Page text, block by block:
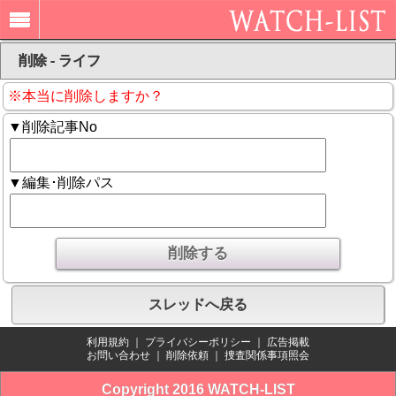
削除 - ライフ
※本当に削除しますか？
▼削除記事No
▼編集･削除パス
スレッドへ戻る
利用規約 プライバシーポリシー
広告掲載
お問い合わせ
削除依頼 捜査関係事項照会
Copyright 2016 WATCH-LIST